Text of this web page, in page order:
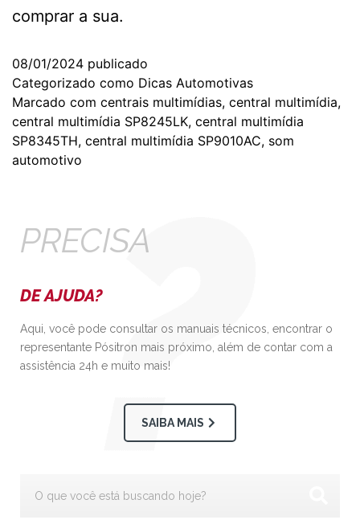
comprar a sua.
08/01/2024 publicado
Categorizado como Dicas Automotivas
Marcado com centrais multimídias, central multimídia,
central multimídia SP8245LK, central multimídia
SP8345TH, central multimídia SP9010AC, som
automotivo
PRECISA
DE AJUDA?
Aqui, você pode consultar os manuais técnicos, encontrar o
representante Pósitron mais próximo, além de contar com a
assistência 24h e muito mais!
SAIBA MAIS